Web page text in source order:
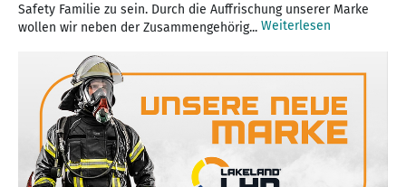
Safety Familie zu sein. Durch die Auffrischung unserer Marke
wollen wir neben der Zusammengehörig... Weiterlesen